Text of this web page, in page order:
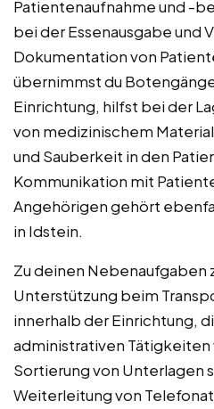
Patientenaufnahme und -
bei der Essenausgabe und
Dokumentation von
übernimmst du
Einrichtung, hilfst bei der
von medizinischem
und Sauberkeit in den
Kommunikation mit
Angehörigen gehört
in Idstein.
Zu deinen Nebenaufgaben
Unterstützung beim
innerhalb der Einrichtung,
administrativen Tätigkeiten
Sortierung von Unterlagen
Weiterleitung von